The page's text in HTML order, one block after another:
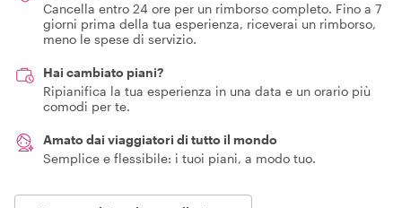
Cancella entro 24 ore per un rimborso completo. Fino a 7
giorni prima della tua esperienza, riceverai un rimborso,
meno le spese di servizio.
Hai cambiato piani?
Ripianifica la tua esperienza in una data e un orario più
comodi per te.
Amato dai viaggiatori di tutto il mondo
Semplice e flessibile: i tuoi piani, a modo tuo.